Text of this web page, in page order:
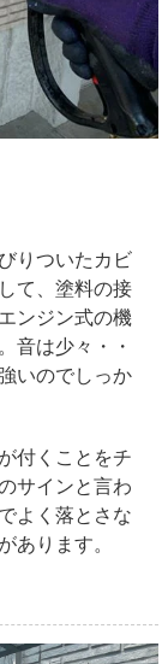
りついたカビ
て、塗料の接
ンジン式の機
音は少々・・
いのでしっか
付くことをチ
サインと言わ
よく落とさな
ります。